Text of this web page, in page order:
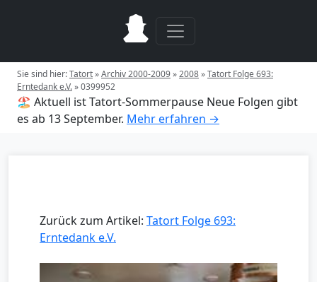
Sie sind hier:Tatort»Archiv 2000-2009»2008»Tatort Folge 693:
Erntedank e.V.»0399952
🏖️ Aktuell ist Tatort-Sommerpause Neue Folgen gibt
es ab 13 September. Mehr erfahren →
Zurück zum Artikel: Tatort Folge 693:
Erntedank e.V.